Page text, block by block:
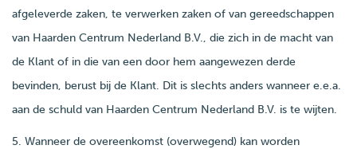
afgeleverde zaken, te verwerken zaken of van gereedschappen
van Haarden Centrum Nederland B.V., die zich in de macht van
de Klant of in die van een door hem aangewezen derde
bevinden, berust bij de Klant. Dit is slechts anders wanneer e.e.a.
aan de schuld van Haarden Centrum Nederland B.V. is te wijten.
5. Wanneer de overeenkomst (overwegend) kan worden